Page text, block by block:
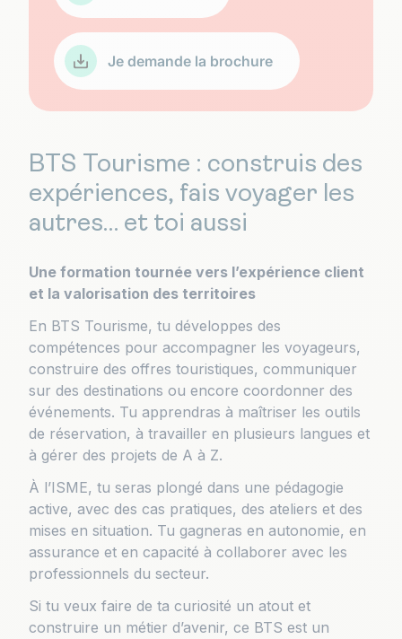
BTS Tourisme : construis des
expériences, fais voyager les
autres… et toi aussi
Une formation tournée vers l’expérience client
et la valorisation des territoires
En BTS Tourisme, tu développes des
compétences pour accompagner les voyageurs,
construire des offres touristiques, communiquer
sur des destinations ou encore coordonner des
événements. Tu apprendras à maîtriser les outils
de réservation, à travailler en plusieurs langues et
à gérer des projets de A à Z.
À l’ISME, tu seras plongé dans une pédagogie
active, avec des cas pratiques, des ateliers et des
mises en situation. Tu gagneras en autonomie, en
assurance et en capacité à collaborer avec les
professionnels du secteur.
Si tu veux faire de ta curiosité un atout et
construire un métier d’avenir, ce BTS est un
Je demande la brochure